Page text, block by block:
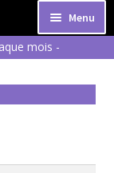
Menu
mois -
mois